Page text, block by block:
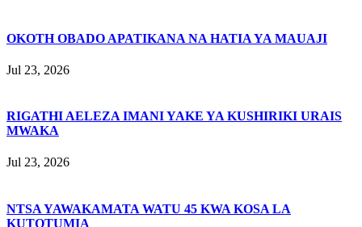
OKOTH OBADO APATIKANA NA HATIA YA MAUAJI
Jul 23, 2026
RIGATHI AELEZA IMANI YAKE YA KUSHIRIKI URAIS
MWAKA
Jul 23, 2026
NTSA YAWAKAMATA WATU 45 KWA KOSA LA
KUTOTUMIA